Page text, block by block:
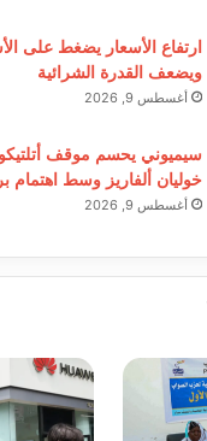
ارتفاع الأسعار يضغط على
ويضعف القدرة الشرائية
أغسطس 9, 2026
سيميوني يحسم موقف
خوليان ألفاريز وسط اهتمام
أغسطس 9, 2026